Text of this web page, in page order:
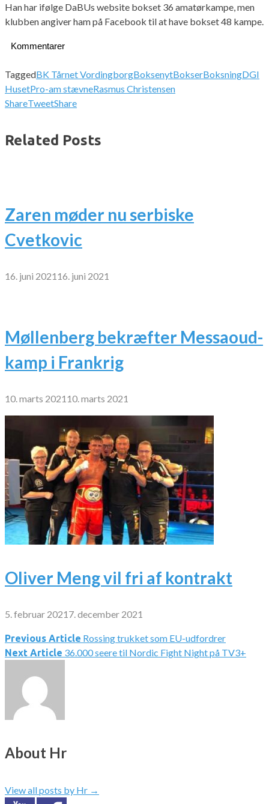
Han har ifølge DaBUs website bokset 36 amatørkampe, men
klubben angiver ham på Facebook til at have bokset 48 kampe.
Kommentarer
TaggedBK Tårnet VordingborgBoksenytBokserBoksningDGI
HusetPro-am stævneRasmus Christensen
ShareTweetShare
Related Posts
Zaren møder nu serbiske
Cvetkovic
16. juni 2021 16. juni 2021
Møllenberg bekræfter Messaoud-
kamp i Frankrig
10. marts 2021 10. marts 2021
Oliver Meng vil fri af kontrakt
5. februar 2021 7. december 2021
Indlægsnavigation
Previous Article Rossing trukket som EU-udfordrer
Next Article 36.000 seere til Nordic Fight Night på TV3+
About Hr
View all posts by Hr →